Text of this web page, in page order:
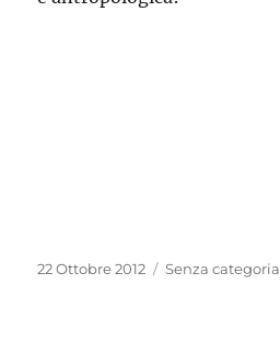
Pubblicato
22 Ottobre 2012 Categorie
Senza categoria